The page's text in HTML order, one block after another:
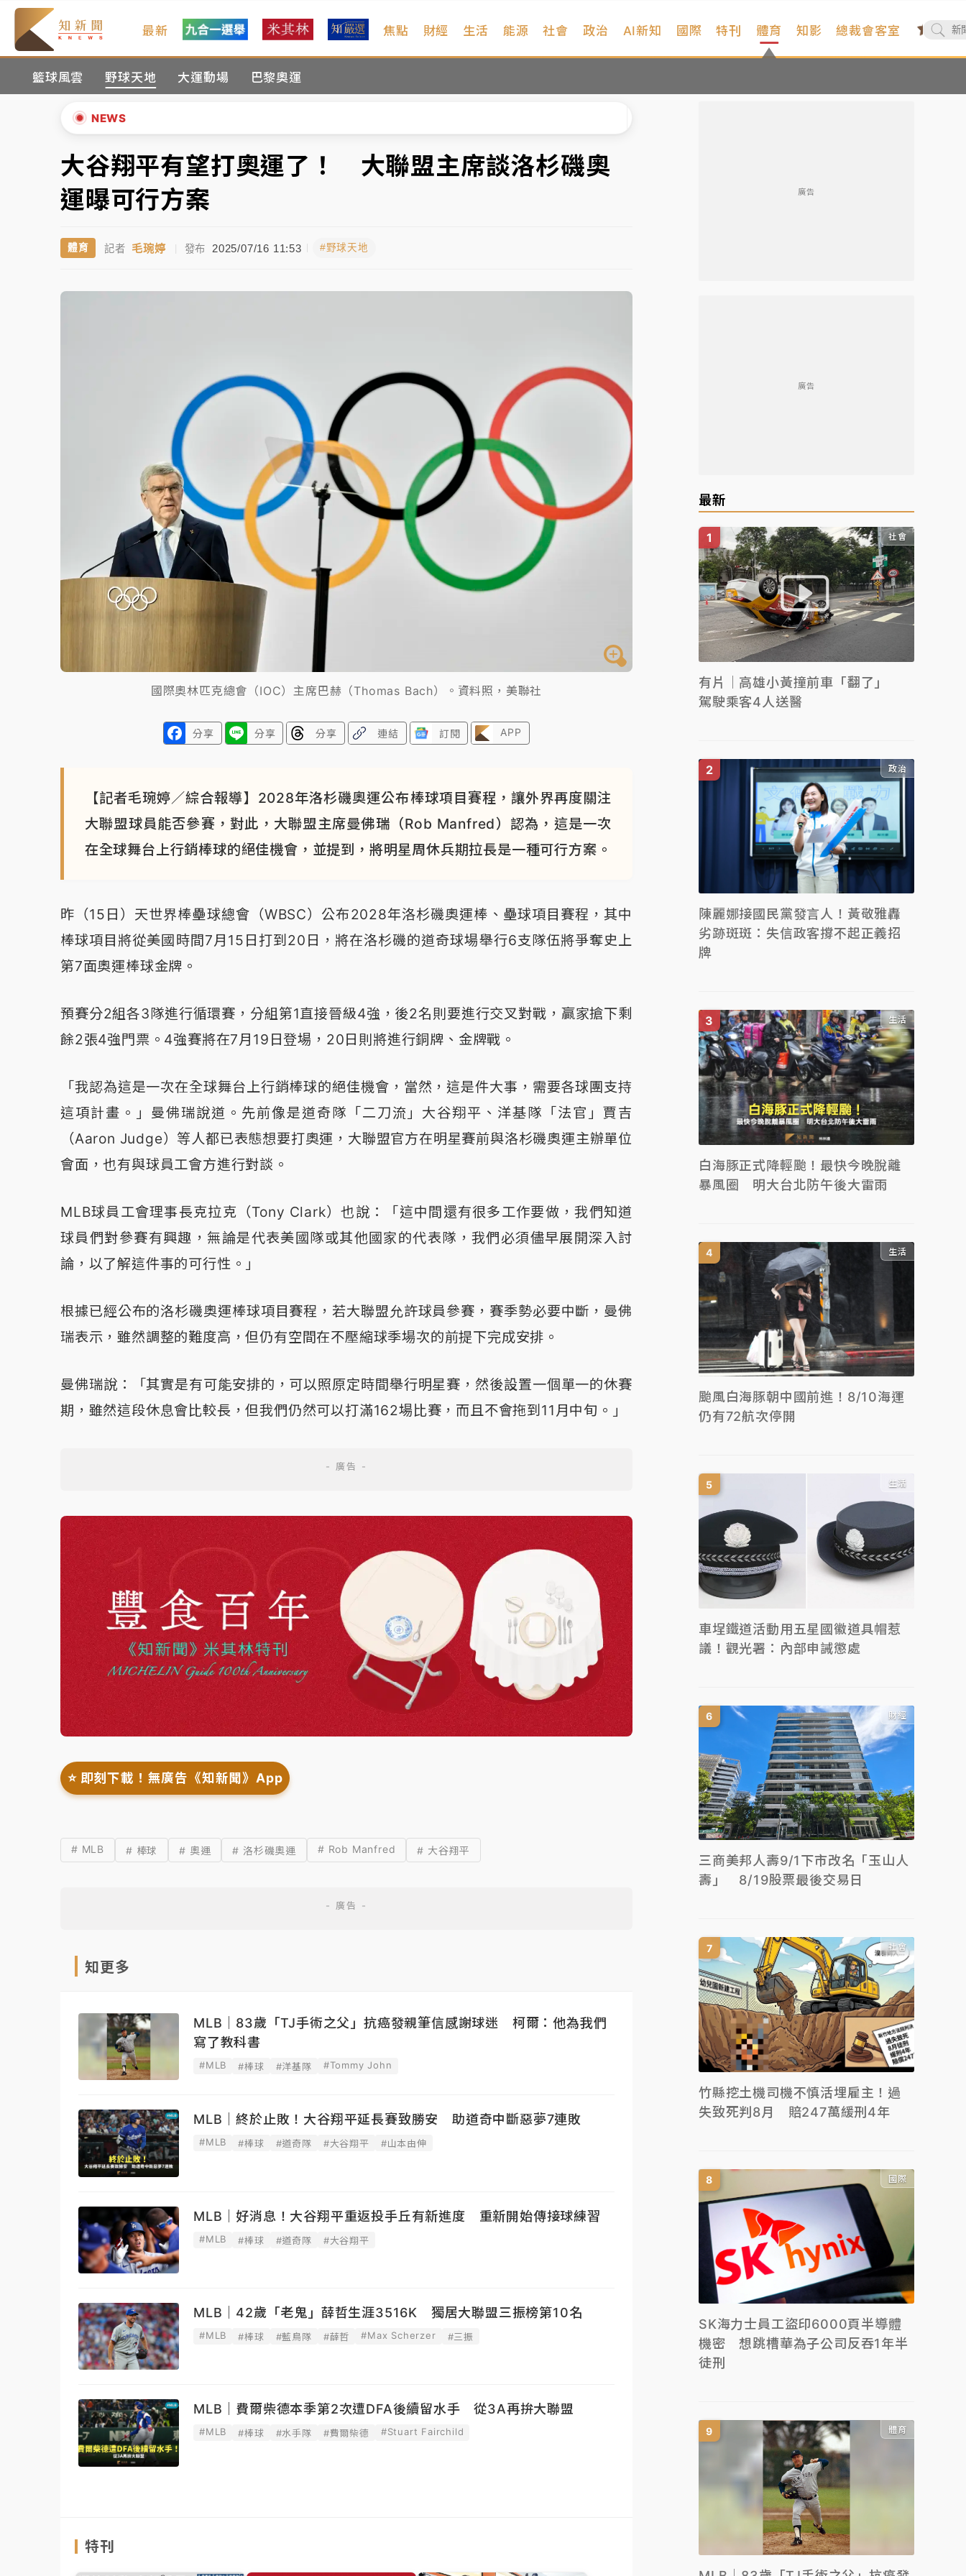
最新 焦點 財經 生活 能源 社會 政治 AI新知 國際 特刊 體育
籃球風雲 野球天地 大運動場 巴黎奧運
知影 總裁會客室
NEWS
日職｜ 林安可狀態正好卻因左膝疼痛下二軍 日媒感嘆「好事多磨」
韓股最壞時期已過？大摩估去槓桿完成逾半 波動率降至2個月低
「白海豚」雨炸新北！通報109件災情 侯友宜揭這類災損最多
白海豚挾豪雨狂炸新北！時雨量破百毫米 水塔、雨棚砸落毀車
日職｜ 林安可狀態正好卻因左膝疼痛下二軍 日媒感嘆「好事多磨」
▲
▼
大谷翔平有望打奧運了！ 大聯盟主席談洛杉磯奧
運曝可行方案
體育 記者 毛琬婷 | 發布 2025/07/16 11:53 #野球天地
國際奧林匹克總會（IOC）主席巴赫（Thomas Bach）。資料照，美聯社
分享 分享 分享 連結 訂閱 APP
【記者毛琬婷／綜合報導】2028年洛杉磯奧運公布棒球項目賽程，讓外界再度關注
大聯盟球員能否參賽，對此，大聯盟主席曼佛瑞（Rob Manfred）認為，這是一次
在全球舞台上行銷棒球的絕佳機會，並提到，將明星周休兵期拉長是一種可行方案。
昨（15日）天世界棒壘球總會（WBSC）公布2028年洛杉磯奧運棒、壘球項目賽程，其中
棒球項目將從美國時間7月15日打到20日，將在洛杉磯的道奇球場舉行6支隊伍將爭奪史上
第7面奧運棒球金牌。
預賽分2組各3隊進行循環賽，分組第1直接晉級4強，後2名則要進行交叉對戰，贏家搶下剩
餘2張4強門票。4強賽將在7月19日登場，20日則將進行銅牌、金牌戰。
「我認為這是一次在全球舞台上行銷棒球的絕佳機會，當然，這是件大事，需要各球團支持
這項計畫。」曼佛瑞說道。先前像是道奇隊「二刀流」大谷翔平、洋基隊「法官」賈吉
（Aaron Judge）等人都已表態想要打奧運，大聯盟官方在明星賽前與洛杉磯奧運主辦單位
會面，也有與球員工會方進行對談。
MLB球員工會理事長克拉克（Tony Clark）也說：「這中間還有很多工作要做，我們知道
球員們對參賽有興趣，無論是代表美國隊或其他國家的代表隊，我們必須儘早展開深入討
論，以了解這件事的可行性。」
根據已經公布的洛杉磯奧運棒球項目賽程，若大聯盟允許球員參賽，賽季勢必要中斷，曼佛
瑞表示，雖然調整的難度高，但仍有空間在不壓縮球季場次的前提下完成安排。
曼佛瑞說：「其實是有可能安排的，可以照原定時間舉行明星賽，然後設置一個單一的休賽
期，雖然這段休息會比較長，但我們仍然可以打滿162場比賽，而且不會拖到11月中旬。」
⭐️ 即刻下載！無廣告《知新聞》App
# MLB # 棒球 # 奧運 # 洛杉磯奧運 # Rob Manfred # 大谷翔平
知更多
MLB｜83歲「TJ手術之父」抗癌發親筆信感謝球迷 柯爾：他為我們
寫了教科書
#MLB #棒球 #洋基隊 #Tommy John
MLB｜終於止敗！大谷翔平延長賽致勝安 助道奇中斷惡夢7連敗
#MLB #棒球 #道奇隊 #大谷翔平 #山本由伸
MLB｜好消息！大谷翔平重返投手丘有新進度 重新開始傳接球練習
#MLB #棒球 #道奇隊 #大谷翔平
MLB｜42歲「老鬼」薛哲生涯3516K 獨居大聯盟三振榜第10名
#MLB #棒球 #藍鳥隊 #薛哲 #Max Scherzer #三振
MLB｜費爾柴德本季第2次遭DFA後續留水手 從3A再拚大聯盟
#MLB #棒球 #水手隊 #費爾柴德 #Stuart Fairchild
特刊
廣告
廣告
最新
社會
有片｜高雄小黃撞前車「翻了」
駕駛乘客4人送醫
政治
陳麗娜接國民黨發言人！黃敬雅轟
劣跡斑斑：失信政客撐不起正義招
牌
生活
白海豚正式降輕颱！最快今晚脫離
暴風圈 明大台北防午後大雷雨
生活
颱風白海豚朝中國前進！8/10海運
仍有72航次停開
生活
車埕鐵道活動用五星國徽道具帽惹
議！觀光署：內部申誡懲處
財經
三商美邦人壽9/1下市改名「玉山人
壽」 8/19股票最後交易日
社會
竹縣挖土機司機不慎活埋雇主！過
失致死判8月 賠247萬緩刑4年
國際
SK海力士員工盜印6000頁半導體
機密 想跳槽華為子公司反吞1年半
徒刑
體育